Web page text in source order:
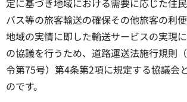
バス等の旅客輸送の確保その他旅客の利便
地域の実情に即した輸送サービスの実現
の協議を行うため、道路運送法施行規則
令第75号）第4条第2項に規定する協議会
のです。